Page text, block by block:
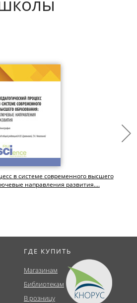
в системе современного высшего
направления развития....
ГДЕ КУПИТЬ
Магазинам
Библиотекам
В розницу